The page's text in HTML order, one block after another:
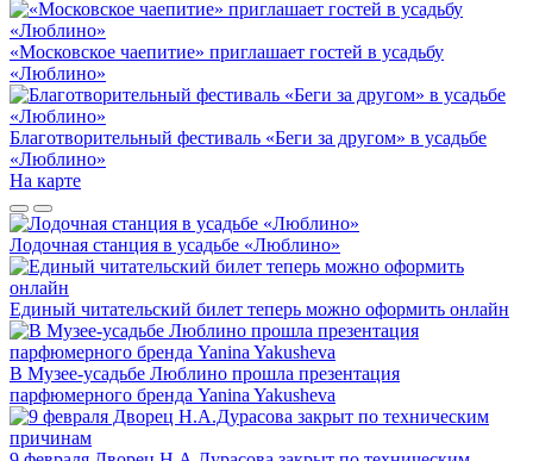
«Московское чаепитие» приглашает гостей в усадьбу
«Люблино»
Благотворительный фестиваль «Беги за другом» в усадьбе
«Люблино»
На карте
Лодочная станция в усадьбе «Люблино»
Единый читательский билет теперь можно оформить онлайн
В Музее-усадьбе Люблино прошла презентация
парфюмерного бренда Yanina Yakusheva